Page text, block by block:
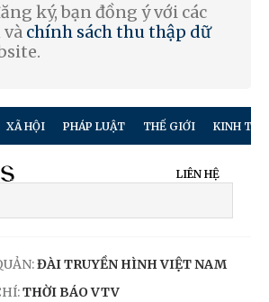
ký, bạn đồng ý với các
chính sách thu thập dữ
XÃ HỘI PHÁP LUẬT THẾ GIỚI KINH TẾ
LIÊN HỆ
ĐÀI TRUYỀN HÌNH VIỆT NAM
THỜI BÁO VTV